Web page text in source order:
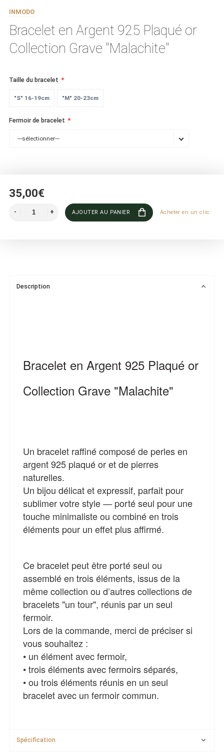
INMODO
Bracelet en Argent 925 Plaqué or
Collection Grave "Malachite"
Taille du bracelet
"S" 16-19cm "M" 20-23cm
Fermoir de bracelet
---sélectionner---
35,00€
AJOUTER AU PANIER Acheter en un clic
Description
Bracelet en Argent 925 Plaqué or
Collection Grave "Malachite"
Un bracelet raffiné composé de perles en
argent 925 plaqué or et de pierres
naturelles.
Un bijou délicat et expressif, parfait pour
sublimer votre style — porté seul pour une
touche minimaliste ou combiné en trois
éléments pour un effet plus affirmé.
Ce bracelet peut être porté seul ou
assemblé en trois éléments, issus de la
même collection ou d’autres collections de
bracelets "un tour", réunis par un seul
fermoir.
Lors de la commande, merci de préciser si
vous souhaitez :
• un élément avec fermoir,
• trois éléments avec fermoirs séparés,
• ou trois éléments réunis en un seul
bracelet avec un fermoir commun.
Spécification